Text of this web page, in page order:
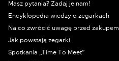
Masz pytania? Zadaj je nam!
Encyklopedia wiedzy o zegarkach
Na co zwrócić uwagę przed zakupem
Jak powstają zegarki
Spotkania „Time To Meet”